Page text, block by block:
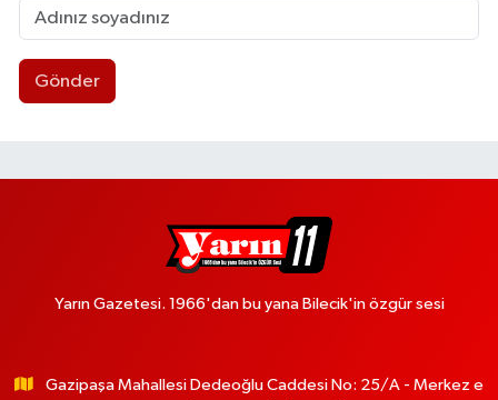
Gönder
Yarın Gazetesi. 1966'dan bu yana Bilecik'in özgür sesi
Gazipaşa Mahallesi Dedeoğlu Caddesi No: 25/A - Merkez e